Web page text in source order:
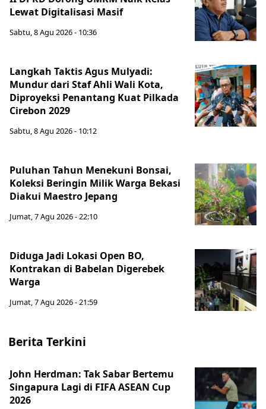
Lewat Digitalisasi Masif
Sabtu, 8 Agu 2026 - 10:36
Langkah Taktis Agus Mulyadi:
Mundur dari Staf Ahli Wali Kota,
Diproyeksi Penantang Kuat Pilkada
Cirebon 2029
Sabtu, 8 Agu 2026 - 10:12
Puluhan Tahun Menekuni Bonsai,
Koleksi Beringin Milik Warga Bekasi
Diakui Maestro Jepang
Jumat, 7 Agu 2026 - 22:10
Diduga Jadi Lokasi Open BO,
Kontrakan di Babelan Digerebek
Warga
Jumat, 7 Agu 2026 - 21:59
Berita Terkini
John Herdman: Tak Sabar Bertemu
Singapura Lagi di FIFA ASEAN Cup
2026